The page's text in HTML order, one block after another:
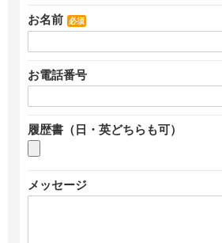
お名前 必須
お電話番号
履歴書（日・英どちらも可）
メッセージ